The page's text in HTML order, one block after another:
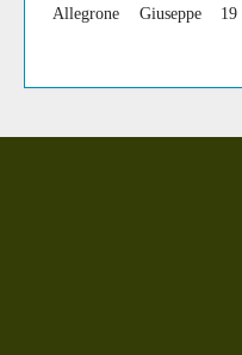
Allegrone Giuseppe 19